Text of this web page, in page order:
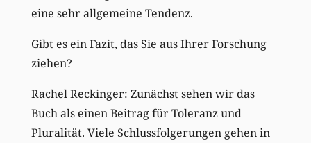
eine sehr allgemeine Tendenz.
Gibt es ein Fazit, das Sie aus Ihrer Forschung
ziehen?
Rachel Reckinger: Zunächst sehen wir das
Buch als einen Beitrag für Toleranz und
Pluralität. Viele Schlussfolgerungen gehen in